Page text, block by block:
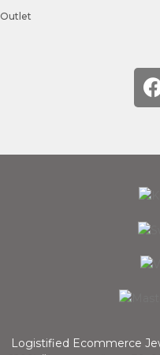
Outlet
Logistified Ecommerce